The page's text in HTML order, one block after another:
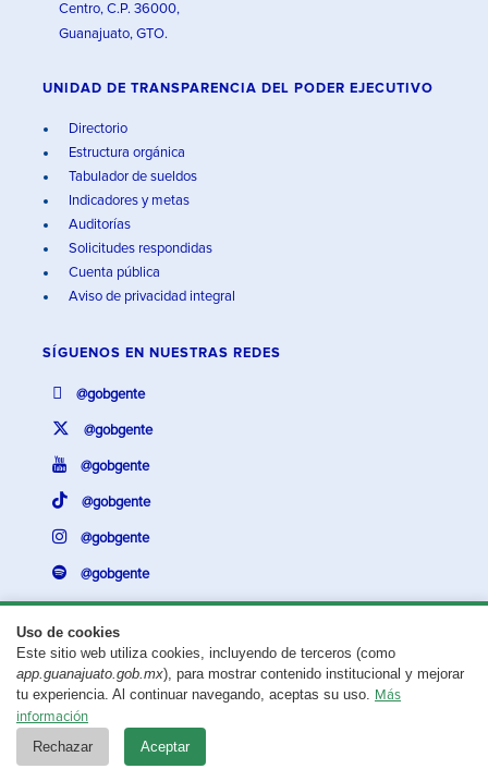
Uso de cookies
Este sitio web utiliza cookies, incluyendo de terceros (como
app.guanajuato.gob.mx), para mostrar contenido institucional y mejorar
tu experiencia. Al continuar navegando, aceptas su uso. Más
información
Rechazar Aceptar
Centro, C.P. 36000,
Guanajuato, GTO.
UNIDAD DE TRANSPARENCIA DEL PODER EJECUTIVO
Directorio
Estructura orgánica
Tabulador de sueldos
Indicadores y metas
Auditorías
Solicitudes respondidas
Cuenta pública
Aviso de privacidad integral
SÍGUENOS EN NUESTRAS REDES
@gobgente
@gobgente
@gobgente
@gobgente
@gobgente
@gobgente
¿Existe algún problema con esta página?Repórtalo aquí.
Aviso legal